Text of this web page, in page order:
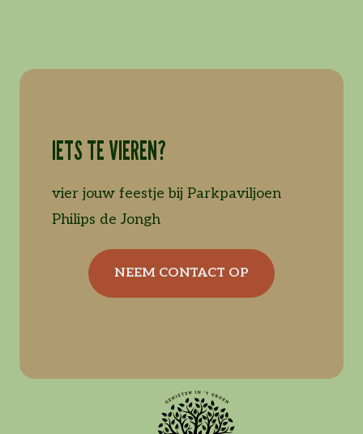
IETS TE VIEREN?
vier jouw feestje bij Parkpaviljoen
Philips de Jongh
NEEM CONTACT OP